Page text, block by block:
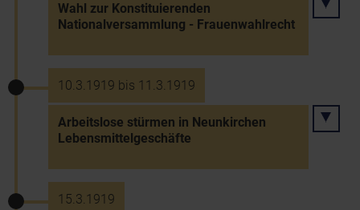
Wahl zur Konstituierenden
Nationalversammlung - Frauenwahlrecht
10.3.1919 bis 11.3.1919
Arbeitslose stürmen in Neunkirchen
Lebensmittelgeschäfte
15.3.1919